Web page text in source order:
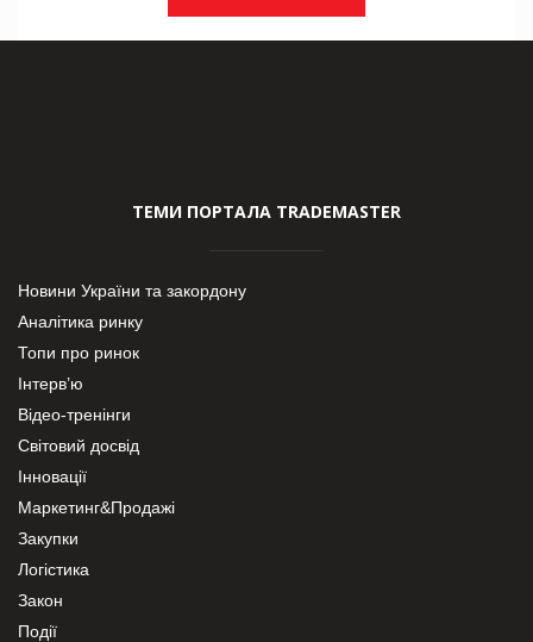
ТЕМИ ПОРТАЛА TRADEMASTER
Новини України та закордону
Аналітика ринку
Топи про ринок
Інтерв’ю
Відео-тренінги
Світовий досвід
Інновації
Маркетинг&Продажі
Закупки
Логістика
Закон
Події